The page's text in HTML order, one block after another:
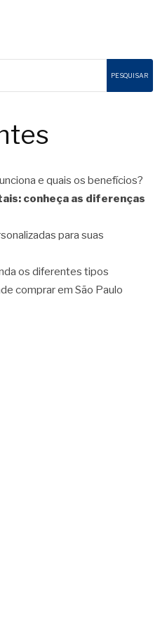
PESQUISAR
e quais os benefícios?
conheça as diferenças
para suas
os diferentes tipos
comprar em São Paulo